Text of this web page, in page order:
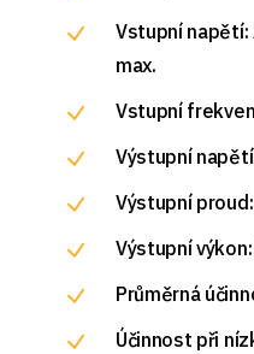
Vstupní napětí:
max.
Vstupní
Výstupní
Výstupní
Výstupní
Průměrná
Účinnost při